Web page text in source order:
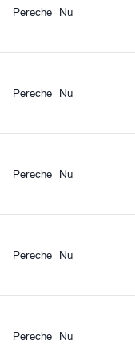
Pereche Nu
Pereche Nu
Pereche Nu
Pereche Nu
Pereche Nu